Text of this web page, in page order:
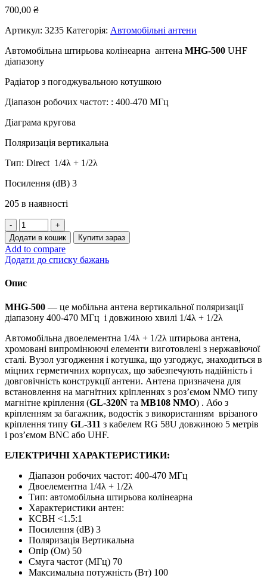
700,00 ₴
Артикул: 3235 Категорія: Автомобільні антени
Автомобільна штирьова колінеарна антена MHG-500 UHF
діапазону
Радіатор з погоджувальною котушкою
Діапазон робочих частот: : 400-470 МГц
Діаграма кругова
Поляризація вертикальна
Тип: Direct 1/4λ + 1/2λ
Посилення (dB) 3
205 в наявності
UHF
aвтомобільна
антена
Nagoya
MHG-
радіатор
погоджувальною
котушкою
Додати в кошик Купити зараз
Add to compare
Додати до списку бажань
Опис
MHG-500 — це мобільна антена вертикальної поляризації
діапазону 400-470 МГц і довжиною хвилі 1/4λ + 1/2λ
Автомобільна двоелементна 1/4λ + 1/2λ штирьова антена,
хромовані випромінюючі елементи виготовлені з нержавіючої
сталі. Вузол узгодження і котушка, що узгоджує, знаходиться в
міцних герметичних корпусах, що забезпечують надійність і
довговічність конструкції антени. Антена призначена для
встановлення на магнітних кріпленнях з роз’ємом NMO типу
магнітне кріплення (GL-320N та MB108 NMO) . Або з
кріпленням за багажник, водостік з використанням врізаного
кріплення типу GL-311 з кабелем RG 58U довжиною 5 метрів
і роз’ємом BNC або UHF.
ЕЛЕКТРИЧНІ ХАРАКТЕРИСТИКИ:
Діапазон робочих частот: 400-470 МГц
Двоелементна 1/4λ + 1/2λ
Тип: автомобільна штирьова колінеарна
Характеристики антен:
КСВН <1.5:1
Посилення (dB) 3
Поляризація Вертикальна
Опір (Ом) 50
Смуга частот (МГц) 70
Максимальна потужність (Вт) 100